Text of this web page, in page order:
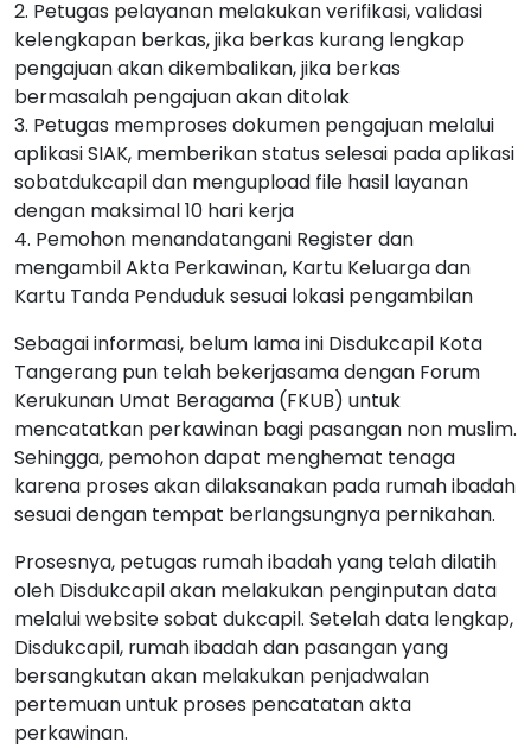
2. Petugas pelayanan melakukan verifikasi, validasi
kelengkapan berkas, jika berkas kurang lengkap
pengajuan akan dikembalikan, jika berkas
bermasalah pengajuan akan ditolak
3. Petugas memproses dokumen pengajuan melalui
aplikasi SIAK, memberikan status selesai pada aplikasi
sobatdukcapil dan mengupload file hasil layanan
dengan maksimal 10 hari kerja
4. Pemohon menandatangani Register dan
mengambil Akta Perkawinan, Kartu Keluarga dan
Kartu Tanda Penduduk sesuai lokasi pengambilan
Sebagai informasi, belum lama ini Disdukcapil Kota
Tangerang pun telah bekerjasama dengan Forum
Kerukunan Umat Beragama (FKUB) untuk
mencatatkan perkawinan bagi pasangan non muslim.
Sehingga, pemohon dapat menghemat tenaga
karena proses akan dilaksanakan pada rumah ibadah
sesuai dengan tempat berlangsungnya pernikahan.
Prosesnya, petugas rumah ibadah yang telah dilatih
oleh Disdukcapil akan melakukan penginputan data
melalui website sobat dukcapil. Setelah data lengkap,
Disdukcapil, rumah ibadah dan pasangan yang
bersangkutan akan melakukan penjadwalan
pertemuan untuk proses pencatatan akta
perkawinan.